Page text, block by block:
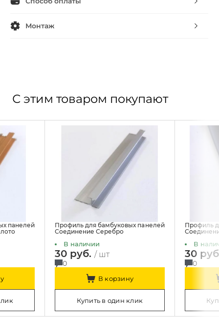
Монтаж
С этим товаром покупают
панелей
Профиль для бамбуковых панелей
Соединение Серебро
В наличии
30 руб./ шт
0
В корзину
Купить в один клик
Профиль
В
30
0